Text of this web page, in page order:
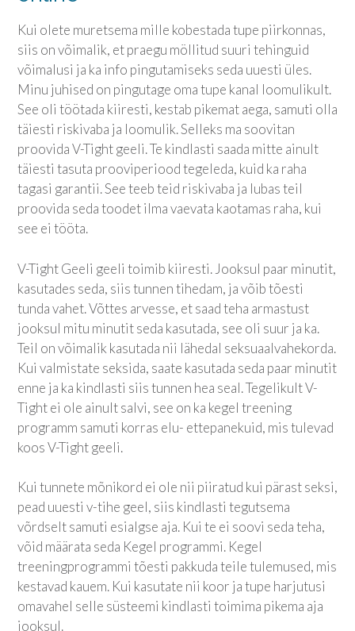
Kui olete muretsema mille kobestada tupe piirkonnas,
siis on võimalik, et praegu möllitud suuri tehinguid
võimalusi ja ka info pingutamiseks seda uuesti üles.
Minu juhised on pingutage oma tupe kanal loomulikult.
See oli töötada kiiresti, kestab pikemat aega, samuti olla
täiesti riskivaba ja loomulik. Selleks ma soovitan
proovida V-Tight geeli. Te kindlasti saada mitte ainult
täiesti tasuta prooviperiood tegeleda, kuid ka raha
tagasi garantii. See teeb teid riskivaba ja lubas teil
proovida seda toodet ilma vaevata kaotamas raha, kui
see ei tööta.
V-Tight Geeli geeli toimib kiiresti. Jooksul paar minutit,
kasutades seda, siis tunnen tihedam, ja võib tõesti
tunda vahet. Võttes arvesse, et saad teha armastust
jooksul mitu minutit seda kasutada, see oli suur ja ka.
Teil on võimalik kasutada nii lähedal seksuaalvahekorda.
Kui valmistate seksida, saate kasutada seda paar minutit
enne ja ka kindlasti siis tunnen hea seal. Tegelikult V-
Tight ei ole ainult salvi, see on ka kegel treening
programm samuti korras elu- ettepanekuid, mis tulevad
koos V-Tight geeli.
Kui tunnete mõnikord ei ole nii piiratud kui pärast seksi,
pead uuesti v-tihe geel, siis kindlasti tegutsema
võrdselt samuti esialgse aja. Kui te ei soovi seda teha,
võid määrata seda Kegel programmi. Kegel
treeningprogrammi tõesti pakkuda teile tulemused, mis
kestavad kauem. Kui kasutate nii koor ja tupe harjutusi
omavahel selle süsteemi kindlasti toimima pikema aja
jooksul.